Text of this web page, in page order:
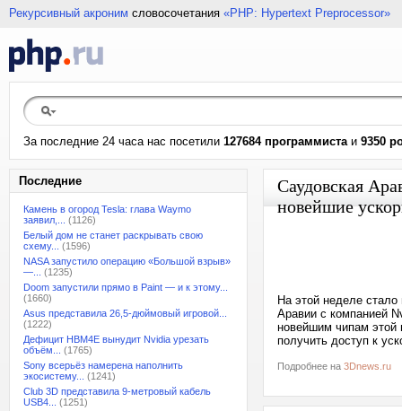
Рекурсивный акроним словосочетания «PHP: Hypertext Preprocessor»
За последние 24 часа нас посетили 127684 программистаи 9350
Последние
Камень в огород Tesla: глава Waymo
заявил,...
(1126)
Белый дом не станет раскрывать свою
схему...
(1596)
NASA запустило операцию «Большой взрыв»
—...
(1235)
Doom запустили прямо в Paint — и к этому...
(1660)
Asus представила 26,5-дюймовый игровой...
(1222)
Дефицит HBM4E вынудит Nvidia урезать
объём...
(1765)
Sony всерьёз намерена наполнить
экосистему...
(1241)
Club 3D представила 9-метровый кабель
USB4...
(1251)
Саудовская
новейшие
На этой неделе
Аравии с компанией
новейшим чипам
получить доступ к
Подробнее на 3Dnews.ru